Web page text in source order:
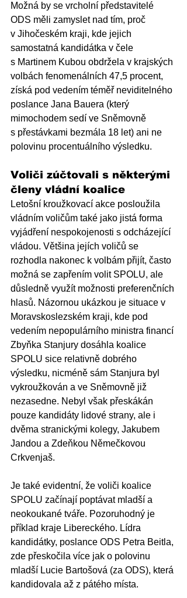
Možná by se vrcholní představitelé
ODS měli zamyslet nad tím, proč
v Jihočeském kraji, kde jejich
samostatná kandidátka v čele
s Martinem Kubou obdržela v krajských
volbách fenomenálních 47,5 procent,
získá pod vedením téměř neviditelného
poslance Jana Bauera (který
mimochodem sedí ve Sněmovně
s přestávkami bezmála 18 let) ani ne
polovinu procentuálního výsledku.
Voliči zúčtovali s některými
členy vládní koalice
Letošní kroužkovací akce posloužila
vládním voličům také jako jistá forma
vyjádření nespokojenosti s odcházející
vládou. Většina jejích voličů se
rozhodla nakonec k volbám přijít, často
možná se zapřením volit SPOLU, ale
důsledně využít možnosti preferenčních
hlasů. Názornou ukázkou je situace v
Moravskoslezském kraji, kde pod
vedením nepopulárního ministra financí
Zbyňka Stanjury dosáhla koalice
SPOLU sice relativně dobrého
výsledku, nicméně sám Stanjura byl
vykroužkován a ve Sněmovně již
nezasedne. Nebyl však přeskákán
pouze kandidáty lidové strany, ale i
dvěma stranickými kolegy, Jakubem
Jandou a Zdeňkou Němečkovou
Crkvenjaš.
Je také evidentní, že voliči koalice
SPOLU začínají poptávat mladší a
neokoukané tváře. Pozoruhodný je
příklad kraje Libereckého. Lídra
kandidátky, poslance ODS Petra Beitla,
zde přeskočila více jak o polovinu
mladší Lucie Bartošová (za ODS), která
kandidovala až z pátého místa.